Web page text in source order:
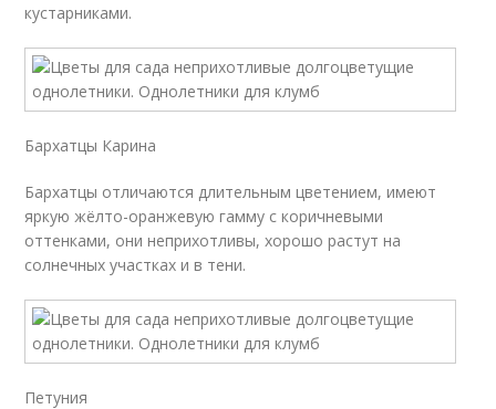
кустарниками.
Бархатцы Карина
Бархатцы отличаются длительным цветением, имеют
яркую жёлто-оранжевую гамму с коричневыми
оттенками, они неприхотливы, хорошо растут на
солнечных участках и в тени.
Петуния